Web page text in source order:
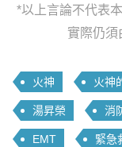
*以上言論不代表
實際仍須
火神 火神
湯昇榮 消
EMT 緊急